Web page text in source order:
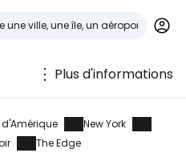
Plus d'informations
New York
The Edge
à